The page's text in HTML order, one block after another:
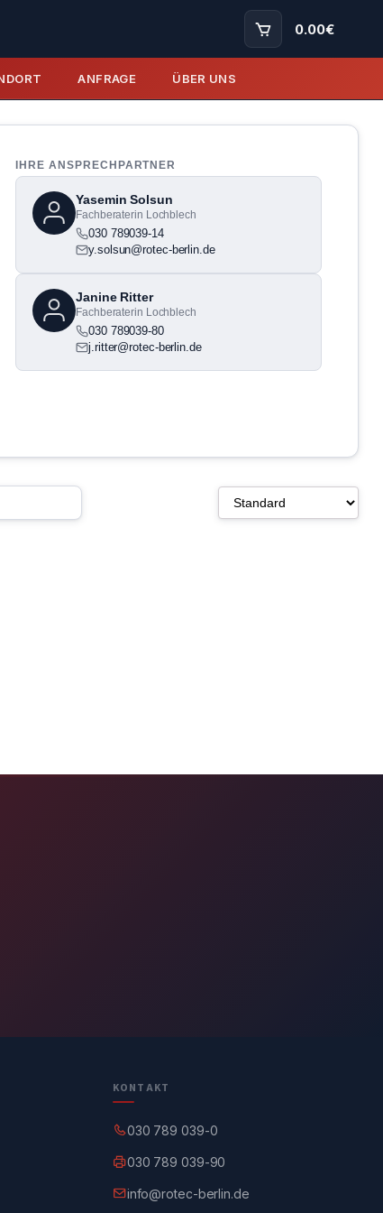
0.00€
ANFRAGE ÜBER UNS
IHRE ANSPRECHPARTNER
Yasemin Solsun
Fachberaterin Lochblech
030 789039-14
y.solsun@rotec-berlin.de
Janine Ritter
Fachberaterin Lochblech
030 789039-80
j.ritter@rotec-berlin.de
KONTAKT
030 789 039-0
030 789 039-90
info@rotec-berlin.de